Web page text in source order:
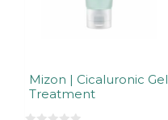
Mizon | Cicaluronic Gel
Treatment